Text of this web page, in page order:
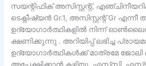
സയന്റിഫിക് അസിസ്റ്റന്റ്,
ടെക്നീഷ്യൻ Gr.1, അസിസ്റ്റന്റ് Gr എന്നീ
ഉദ്യോഗാർത്ഥികളിൽ നിന്ന്
ക്ഷണിക്കുന്നു . അറിയിപ്പ് ലഭിച്ച
ഉദ്യോഗാർത്ഥികൾക്ക് മാത്രമേ ജോലി